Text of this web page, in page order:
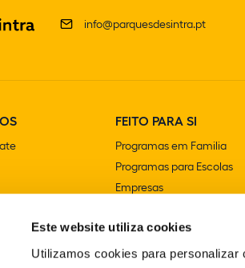
Este website utiliza cookies
Utilizamos cookies para personalizar
info@parquesdesintra.pt
d'Edla
FEITO PARA SI
Programas em Familia
Programas para Escolas
Empresas